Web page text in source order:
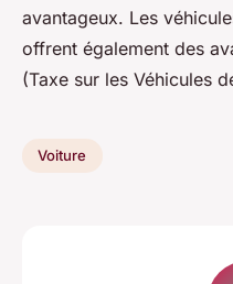
avantageux. Les
offrent également des
(Taxe sur les Véhicules
Voiture